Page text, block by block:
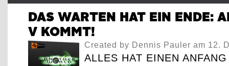
DAS WARTEN HAT EIN ENDE:
V KOMMT!
Created by Dennis Pauler am 12.
ALLES HAT EINEN ANFANG